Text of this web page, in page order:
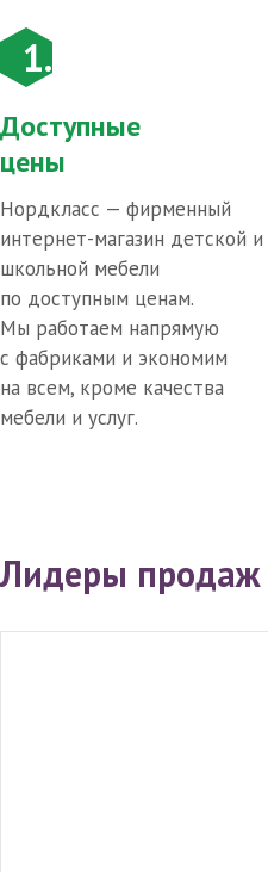
1.
Доступные
цены
Нордкласс — фирменный
интернет-магазин детской и
школьной мебели
по доступным ценам.
Мы работаем напрямую
с фабриками и экономим
на всем, кроме качества
мебели и услуг.
Лидеры продаж